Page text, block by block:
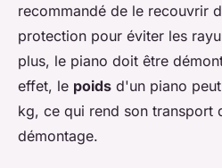
recommandé de le recouvrir
protection pour éviter les
plus, le piano doit être
effet, le poids d'un piano
kg, ce qui rend son transport
démontage.